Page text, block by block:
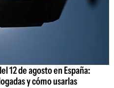
12 de agosto en España:
y cómo usarlas